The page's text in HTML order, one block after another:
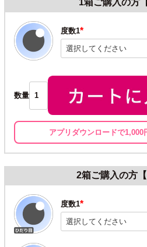
1箱ご購入の方
度数1
(必
須)
数量
アプリダウンロードで1,000
2箱ご購入の方【
度数1
(必
須)